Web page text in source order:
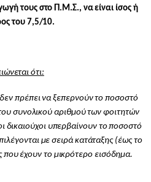
τους στο Π.Μ.Σ., να είναι ίσος ή
του 7,5/10.
ότι:
πρέπει να ξεπερνούν το ποσοστό
συνολικού αριθμού των φοιτητών
δικαιούχοι υπερβαίνουν το ποσοστό
με σειρά κατάταξης (έως το
που έχουν το μικρότερο εισόδημα.